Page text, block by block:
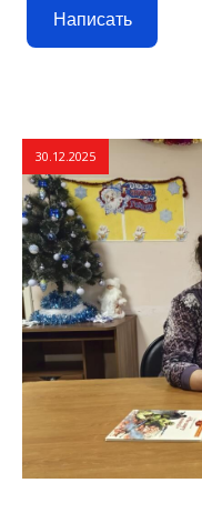
Написать
30.12.2025